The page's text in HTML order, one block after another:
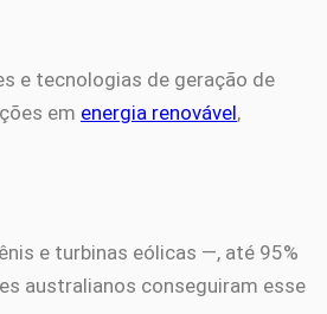
e tecnologias de geração de
em energia renovável,
e turbinas eólicas —, até 95%
australianos conseguiram esse